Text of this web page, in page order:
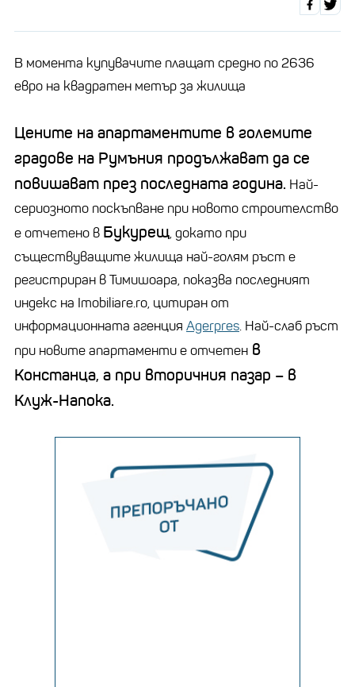
В момента купувачите плащат средно по 2636
евро на квадратен метър за жилища
Цените на апартаментите в големите
градове на Румъния продължават да се
повишават през последната година. Най-
сериозното поскъпване при новото строителство
е отчетено в Букурещ, докато при
съществуващите жилища най-голям ръст е
регистриран в Тимишоара, показва последният
индекс на Imobiliare.ro, цитиран от
информационната агенция Agerpres. Най-слаб ръст
при новите апартаменти е отчетен в
Констанца, а при вторичния пазар – в
Клуж-Напока.